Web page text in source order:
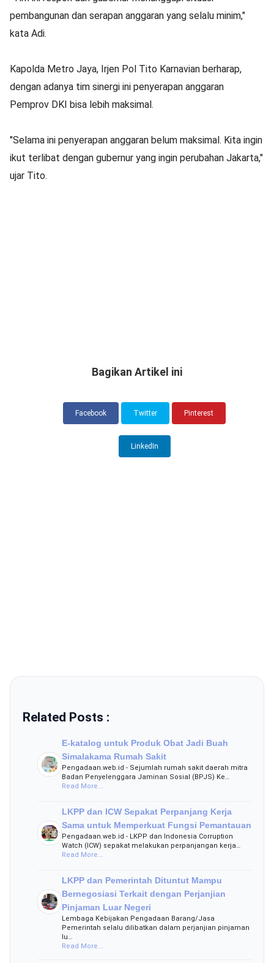
pembangunan dan serapan anggaran yang selalu minim,"
kata Adi.
Kapolda Metro Jaya, Irjen Pol Tito Karnavian berharap,
dengan adanya tim sinergi ini penyerapan anggaran
Pemprov DKI bisa lebih maksimal.
"Selama ini penyerapan anggaran belum maksimal. Kita ingin
ikut terlibat dengan gubernur yang ingin perubahan Jakarta,"
ujar Tito.
Bagikan Artikel ini
Facebook Twitter Pinterest
LinkedIn
Related Posts :
E-katalog untuk Produk Obat Jadi Buah
Simalakama Rumah Sakit
Pengadaan.web.id - Sejumlah rumah sakit daerah mitra
Badan Penyelenggara Jaminan Sosial (BPJS) Ke…
Read More...
LKPP dan ICW Sepakat Perpanjang Kerja
Sama untuk Memperkuat Fungsi Pemantauan
Pengadaan.web.id - LKPP dan Indonesia Corruption
Watch (ICW) sepakat melakukan perpanjangan kerja…
Read More...
LKPP dan Pemerintah Dituntut Mampu
Bernegosiasi Terkait dengan Perjanjian
Pinjaman Luar Negeri
Lembaga Kebijakan Pengadaan Barang/Jasa
Pemerintah selalu dilibatkan dalam perjanjian pinjaman
lu…
Read More...